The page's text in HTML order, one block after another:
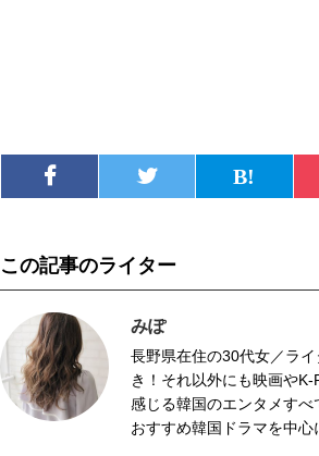
この記事のライター
みぽ
長野県在住の30代女／ラ
き！それ以外にも映画や
感じる韓国のエンタメす
おすすめ韓国ドラマを中心